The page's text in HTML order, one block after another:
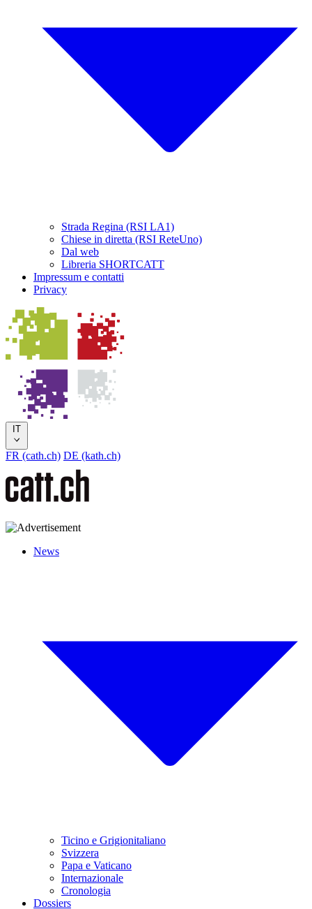
Strada Regina (RSI LA1)
Chiese in diretta (RSI ReteUno)
Dal web
Libreria SHORTCATT
Impressum e contatti
Privacy
IT
FR (cath.ch) DE (kath.ch)
News
Ticino e Grigionitaliano
Svizzera
Papa e Vaticano
Internazionale
Cronologia
Dossiers